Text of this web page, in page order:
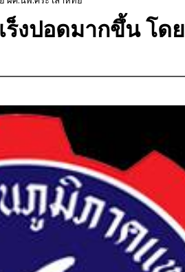
ร็งปอดมากขึ้น โดย